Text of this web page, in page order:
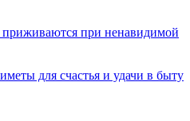
при ненавидимой
для счастья и удачи в быту